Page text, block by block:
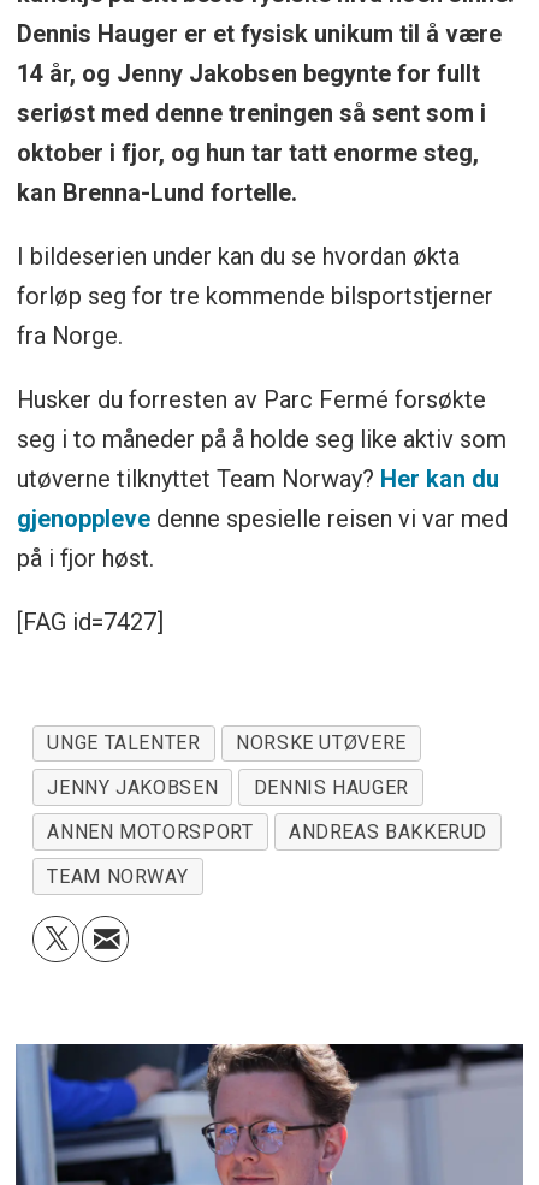
Dennis Hauger er et fysisk unikum til å være
14 år, og Jenny Jakobsen begynte for fullt
seriøst med denne treningen så sent som i
oktober i fjor, og hun tar tatt enorme steg,
kan Brenna-Lund fortelle.
I bildeserien under kan du se hvordan økta
forløp seg for tre kommende bilsportstjerner
fra Norge.
Husker du forresten av Parc Fermé forsøkte
seg i to måneder på å holde seg like aktiv som
utøverne tilknyttet Team Norway? Her kan du
gjenopplevedenne spesielle reisen vi var med
på i fjor høst.
[FAG id=7427]
UNGE TALENTER
NORSKE UTØVERE
JENNY JAKOBSEN
DENNIS HAUGER
ANNEN MOTORSPORT
ANDREAS BAKKERUD
TEAM NORWAY